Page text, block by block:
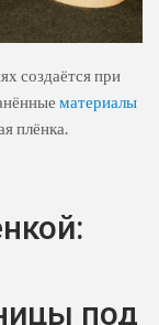
создаётся при
материалы
плёнка.
под